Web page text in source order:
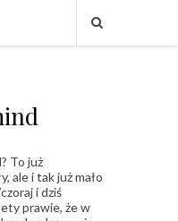
To już
ale i tak już mało
i dziś
prawie, że w